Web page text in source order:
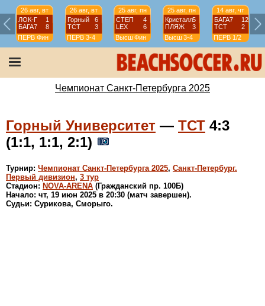
26 авг, вт
ЛОК-Г
1
БАГА7
8
ПЕРВ Фин
26 авг, вт
Горный
6
ТСТ
3
ПЕРВ 3-4
25 авг, пн
СТЕП
4
LEX
6
Высш Фин
25 авг, пн
Кристалл5
ПЛЯЖ
3
Высш 3-4
14 авг, чт
БАГА7
12
ТСТ
2
ПЕРВ 1/2
Чемпионат Санкт-Петербурга 2025
Горный Университет — ТСТ 4:3
(1:1, 1:1, 2:1)
Турнир: Чемпионат Санкт-Петербурга 2025, Санкт-Петербург.
Первый дивизион, 3 тур
Стадион: NOVA-ARENA (Гражданский пр. 100Б)
Начало: чт, 19 июн 2025 в 20:30 (матч завершен).
Судьи: Сурикова, Сморыго.